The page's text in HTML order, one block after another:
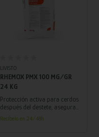
LIVISTO
RHEMOX PMX 100 MG/GR
24 KG
Protección activa para cerdos
después del destete, asegura
una respuesta rápida y eficaz
frente a infecciones,
Recíbelo en 24/48h